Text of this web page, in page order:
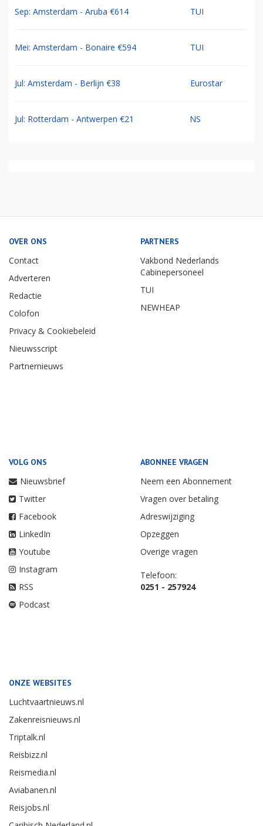
Sep: Amsterdam - Aruba €614 TUI
Mei: Amsterdam - Bonaire €594 TUI
Jul: Amsterdam - Berlijn €38 Eurostar
Jul: Rotterdam - Antwerpen €21 NS
OVER ONS
Contact
Adverteren
Redactie
Colofon
Privacy & Cookiebeleid
Nieuwsscript
Partnernieuws
PARTNERS
Vakbond Nederlands
Cabinepersoneel
TUI
NEWHEAP
VOLG ONS
Nieuwsbrief
Twitter
Facebook
LinkedIn
Youtube
Instagram
RSS
Podcast
ABONNEE VRAGEN
Neem een Abonnement
Vragen over betaling
Adreswijziging
Opzeggen
Overige vragen
Telefoon:
0251 - 257924
ONZE WEBSITES
Luchtvaartnieuws.nl
Zakenreisnieuws.nl
Triptalk.nl
Reisbizz.nl
Reismedia.nl
Aviabanen.nl
Reisjobs.nl